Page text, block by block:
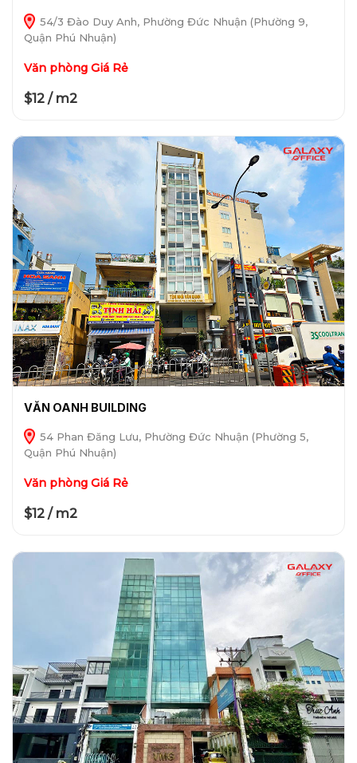
54/3 Đào Duy Anh, Phường Đức Nhuận (Phường 9,
Quận Phú Nhuận)
Văn phòng Giá Rẻ
$12 / m2
VĂN OANH BUILDING
54 Phan Đăng Lưu, Phường Đức Nhuận (Phường 5,
Quận Phú Nhuận)
Văn phòng Giá Rẻ
$12 / m2